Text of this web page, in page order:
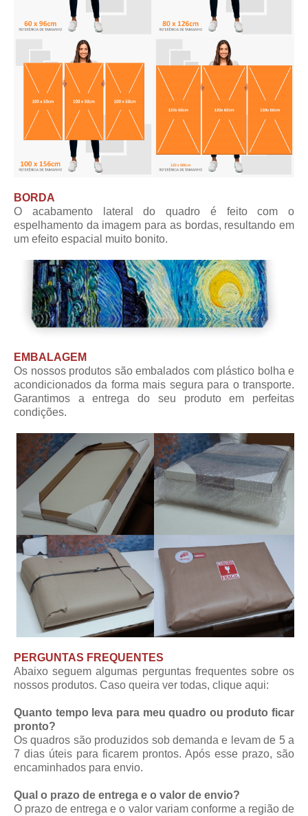
BORDA
O acabamento lateral do quadro é feito com o
espelhamento da imagem para as bordas, resultando em
um efeito espacial muito bonito.
EMBALAGEM
Os nossos produtos são embalados com plástico bolha e
acondicionados da forma mais segura para o transporte.
Garantimos a entrega do seu produto em perfeitas
condições.
PERGUNTAS FREQUENTES
Abaixo seguem algumas perguntas frequentes sobre os
nossos produtos. Caso queira ver todas, clique aqui:
Quanto tempo leva para meu quadro ou produto ficar
pronto?
Os quadros são produzidos sob demanda e levam de 5 a
7 dias úteis para ficarem prontos. Após esse prazo, são
encaminhados para envio.
Qual o prazo de entrega e o valor de envio?
O prazo de entrega e o valor variam conforme a região de